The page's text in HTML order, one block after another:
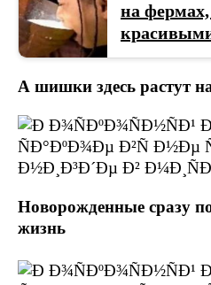
на
А шишки здесь растут
Новорожденные сразу
жизнь